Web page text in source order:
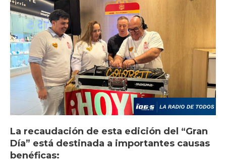
​La recaudación de esta edición del “Gran
Día” está destinada a importantes causas
benéficas: